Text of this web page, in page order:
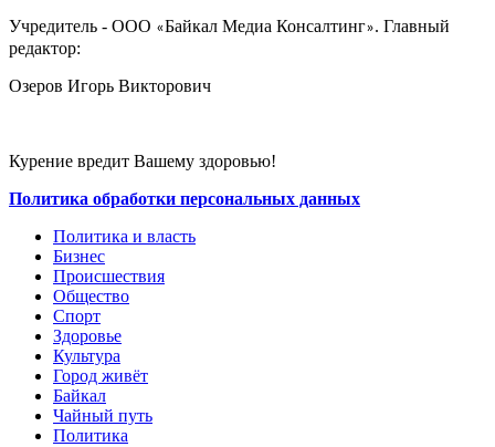
Учредитель - ООО «Байкал Медиа Консалтинг». Главный
редактор:
Озеров Игорь Викторович
Курение вредит Вашему здоровью!
Политика обработки персональных данных
Политика и власть
Бизнес
Происшествия
Общество
Cпорт
Здоровье
Культура
Город живёт
Байкал
Чайный путь
Политика